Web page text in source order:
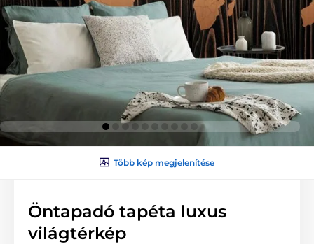
Több kép megjelenítése
Öntapadó tapéta luxus
világtérkép